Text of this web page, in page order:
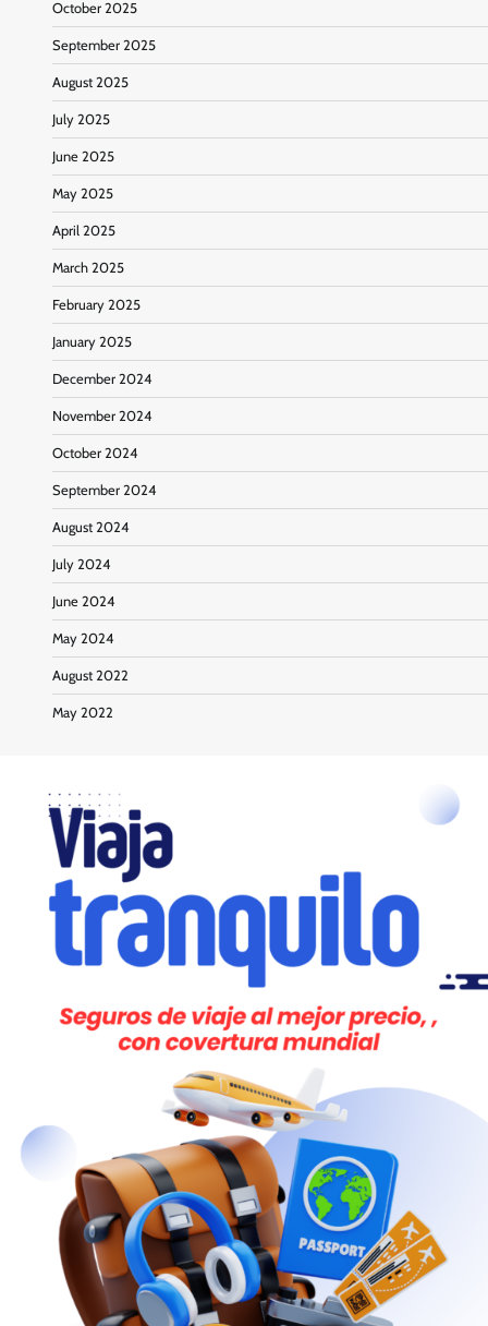
October 2025
September 2025
August 2025
July 2025
June 2025
May 2025
April 2025
March 2025
February 2025
January 2025
December 2024
November 2024
October 2024
September 2024
August 2024
July 2024
June 2024
May 2024
August 2022
May 2022